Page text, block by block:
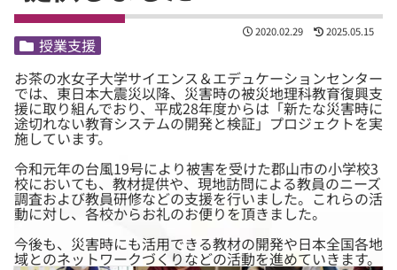
2020.02.29 2025.05.15
授業支援
お茶の水女子大学サイエンス＆エデュケーションセンター
では、東日本大震災以降、災害時の被災地理科教育復興支
援に取り組んでおり、平成28年度からは「新たな災害時に
途切れない教育システムの開発と検証」プロジェクトを実
施しています。
令和元年の台風19号により被害を受けた郡山市の小学校3
校においても、教材提供や、現地訪問による教員のニーズ
調査および教員研修などの支援を行いました。これらの活
動に対し、各校からお礼のお便りを頂きました。
今後も、災害時にも活用できる教材の開発や日本全国各地
域とのネットワークづくりなどの活動を進めていきます。